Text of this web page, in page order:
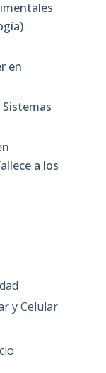
en
a los
y Celular